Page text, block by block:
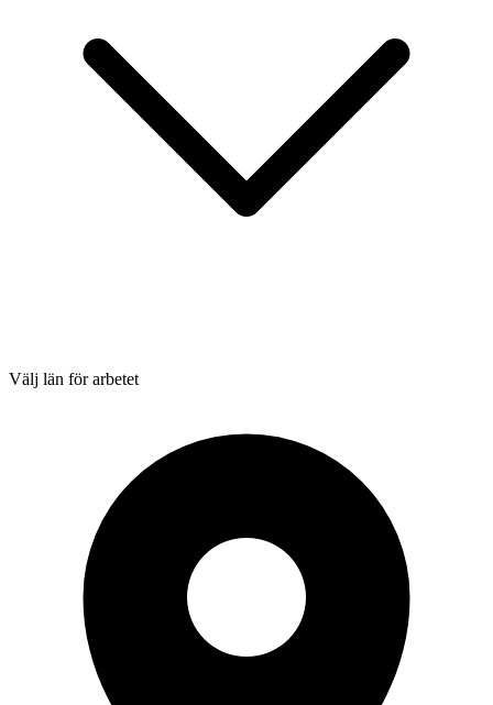
Välj län för arbetet